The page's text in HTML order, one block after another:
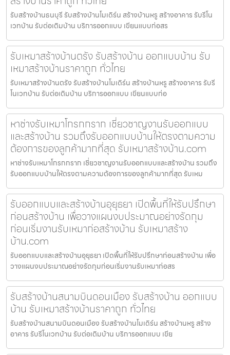
รับสร้างบ้านธนบุรี รับสร้างบ้านโมเดิร์น สร้างบ้านหรู สร้างอาคาร รับรีโน
เวทบ้าน รับต่อเติมบ้าน บริการออกแบบ เขียนแบบก่อสร
รับเหมาสร้างบ้านตรัง รับสร้างบ้าน ออกแบบบ้าน รับ
เหมาสร้างบ้านราคาถูก ทั่วไทย
รับเหมาสร้างบ้านตรัง รับสร้างบ้านโมเดิร์น สร้างบ้านหรู สร้างอาคาร รับรี
โนเวทบ้าน รับต่อเติมบ้าน บริการออกแบบ เขียนแบบก่อ
หาช่างรับเหมาโกรกกราก เชี่ยวชาญงานรับออกแบบ
และสร้างบ้าน รวมถึงรับออกแบบบ้านให้ตรงตามความ
ต้องการของลูกค้ามากที่สุด รับเหมาสร้างบ้าน.com
หาช่างรับเหมาโกรกกราก เชี่ยวชาญงานรับออกแบบและสร้างบ้าน รวมถึง
รับออกแบบบ้านให้ตรงตามความต้องการของลูกค้ามากที่สุด รับเหม
รับออกแบบและสร้างบ้านอุยุธยา เปิดพื้นที่ให้รับปรึกษา
ก่อนสร้างบ้าน เพื่อวางแผนงบประมาณอย่างรัดกุม
ก่อนเริ่มงานรับเหมาก่อสร้างบ้าน รับเหมาสร้าง
บ้าน.com
รับออกแบบและสร้างบ้านอุยุธยา เปิดพื้นที่ให้รับปรึกษาก่อนสร้างบ้าน เพื่อ
วางแผนงบประมาณอย่างรัดกุมก่อนเริ่มงานรับเหมาก่อสร
รับสร้างบ้านสนามบินดอนเมือง รับสร้างบ้าน ออกแบบ
บ้าน รับเหมาสร้างบ้านราคาถูก ทั่วไทย
รับสร้างบ้านสนามบินดอนเมือง รับสร้างบ้านโมเดิร์น สร้างบ้านหรู สร้าง
อาคาร รับรีโนเวทบ้าน รับต่อเติมบ้าน บริการออกแบบ เขีย